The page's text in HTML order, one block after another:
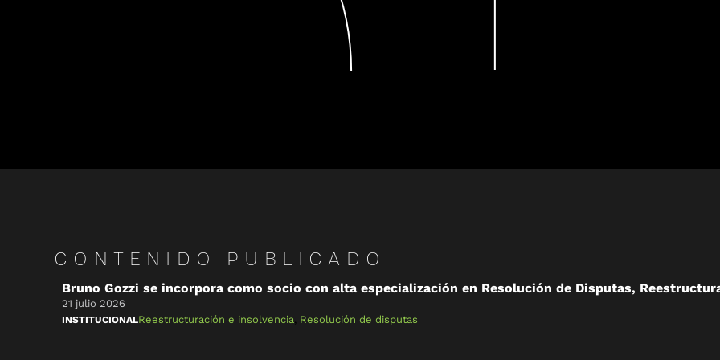
CONTENIDO PUBLICADO
Bruno Gozzi se incorpora como socio con alta especialización en Resolución de Disputas,
21 julio 2026
INSTITUCIONALReestructuración e insolvencia, Resolución de disputas